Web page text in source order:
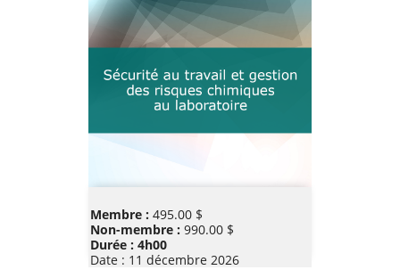
Prix
Membre : 495.00 $
Non-membre : 990.00 $
Durée : 4h00
Date : 11 décembre 2026